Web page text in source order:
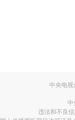
中央电视
中
违法和不良